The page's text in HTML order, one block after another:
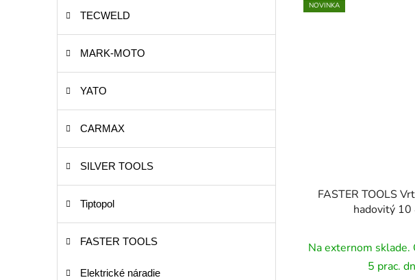
TECWELD
MARK-MOTO
YATO
CARMAX
SILVER TOOLS
Tiptopol
FASTER TOOLS
Elektrické náradie
NOVINKA
FASTER TOOLS
hadovitý 10
Na externom sklade.
5 prac.